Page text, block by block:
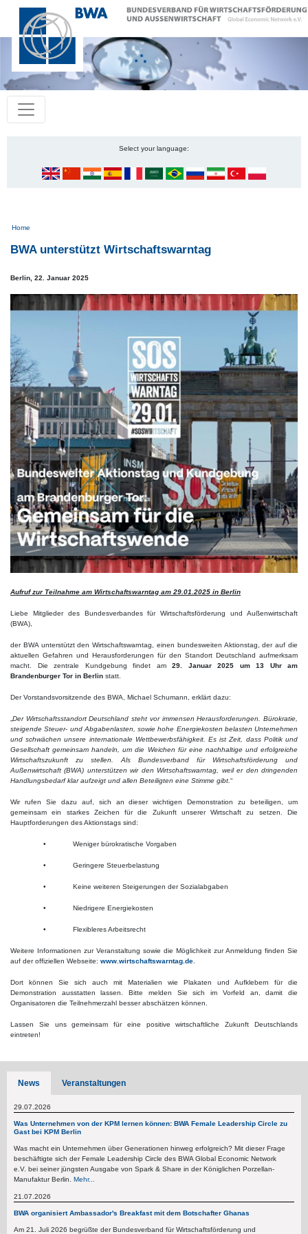
Select your language:
Pfadnavigation
Home
BWA unterstützt Wirtschaftswarntag
Berlin, 22. Januar 2025
Aufruf zur Teilnahme am Wirtschaftswarntag am 29.01.2025 in Berlin
Liebe Mitglieder des Bundesverbandes für Wirtschaftsförderung und Außenwirtschaft
(BWA),
der BWA unterstützt den Wirtschaftswarntag, einen bundesweiten Aktionstag, der auf die
aktuellen Gefahren und Herausforderungen für den Standort Deutschland aufmerksam
macht. Die zentrale Kundgebung findet am 29. Januar 2025 um 13 Uhr am
Brandenburger Tor in Berlin statt.
Der Vorstandsvorsitzende des BWA, Michael Schumann, erklärt dazu:
Der Wirtschaftsstandort Deutschland steht vor immensen Herausforderungen. Bürokratie,
steigende Steuer- und Abgabenlasten, sowie hohe Energiekosten belasten Unternehmen
und schwächen unsere internationale Wettbewerbsfähigkeit. Es ist Zeit, dass Politik und
Gesellschaft gemeinsam handeln, um die Weichen für eine nachhaltige und erfolgreiche
Wirtschaftszukunft zu stellen. Als Bundesverband für Wirtschaftsförderung und
Außenwirtschaft (BWA) unterstützen wir den Wirtschaftswarntag, weil er den dringenden
Handlungsbedarf klar aufzeigt und allen Beteiligten eine Stimme gibt. “
Wir rufen Sie dazu auf, sich an dieser wichtigen Demonstration zu beteiligen, um
gemeinsam ein starkes Zeichen für die Zukunft unserer Wirtschaft zu setzen. Die
Hauptforderungen des Aktionstags sind:
• Weniger bürokratische Vorgaben
• Geringere Steuerbelastung
• Keine weiteren Steigerungen der Sozialabgaben
• Niedrigere Energiekosten
• Flexibleres Arbeitsrecht
Weitere Informationen zur Veranstaltung sowie die Möglichkeit zur Anmeldung finden Sie
auf der offiziellen Webseite: www.wirtschaftswarntag.de
Dort können Sie sich auch mit Materialien wie Plakaten und Aufklebern für die
Demonstration ausstatten lassen. Bitte melden Sie sich im Vorfeld an, damit die
Organisatoren die Teilnehmerzahl besser abschätzen können.
Lassen Sie uns gemeinsam für eine positive wirtschaftliche Zukunft Deutschlands
eintreten!
News Veranstaltungen
29.07.2026
Was Unternehmen von der KPM lernen können: BWA Female Leadership Circle zu
Gast bei KPM Berlin
Was macht ein Unternehmen über Generationen hinweg erfolgreich? Mit dieser Frage
beschäftigte sich der Female Leadership Circle des BWA Global Economic Network
e.V. bei seiner jüngsten Ausgabe von Spark & Share in der Königlichen Porzellan-
Manufaktur Berlin. Mehr...
21.07.2026
BWA organisiert Ambassador's Breakfast mit dem Botschafter Ghanas
Am 21. Juli 2026 begrüßte der Bundesverband für Wirtschaftsförderung und